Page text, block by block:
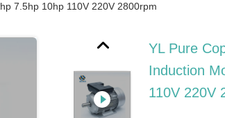
7.5hp 10hp 110V 220V 2800rpm
YL Pure
Induction
110V 220V